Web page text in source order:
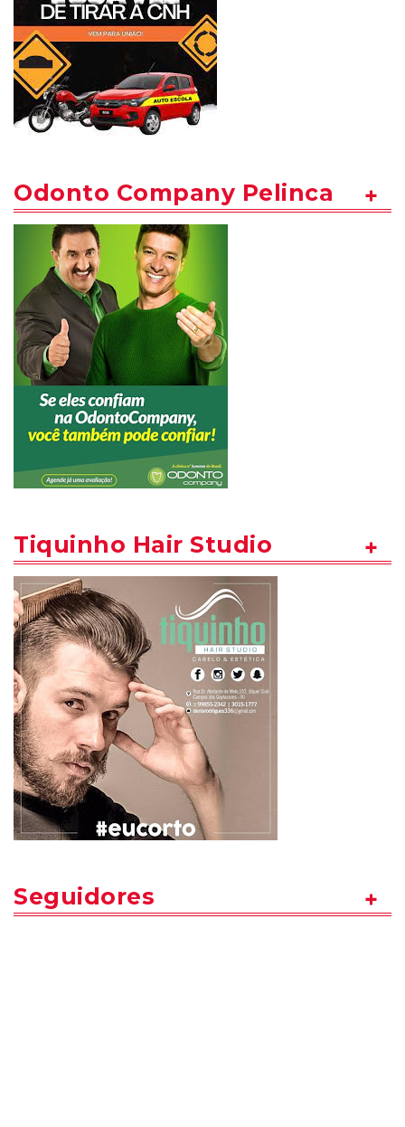
Odonto Company Pelinca
Tiquinho Hair Studio
Seguidores